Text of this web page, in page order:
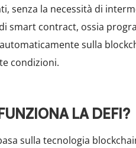
senza la necessità di
smart contract, ossia
sulla
condizioni.
LA DEFI?
sulla tecnologia